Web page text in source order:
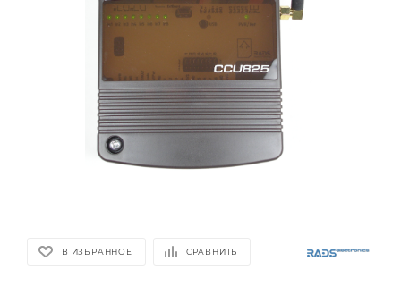
В ИЗБРАННОЕ СРАВНИТЬ